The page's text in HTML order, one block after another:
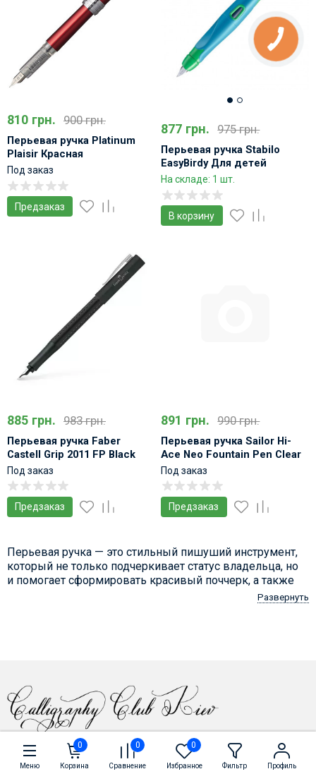
810 грн. 900 грн.
Перьевая ручка Platinum
Plaisir Красная
Под заказ
Предзаказ
877 грн. 975 грн.
Перьевая ручка Stabilo
EasyBirdy Для детей
Голубой с зеленым
На складе: 1 шт.
В корзину
885 грн. 983 грн.
Перьевая ручка Faber
Castell Grip 2011 FP Black
Под заказ
Предзаказ
891 грн. 990 грн.
Перьевая ручка Sailor Hi-
Ace Neo Fountain Pen Clear
Itallic
Под заказ
Предзаказ
Перьевая ручка — это стильный пишуший инструмент,
который не только подчеркивает статус владельца, но
и помогает сформировать красивый поччерк, а также
значительно меньше утомляет руку при писме, чем
характеризуются присущими японцам экстра-
тонкими перьями (Pilot Platinum,Sailor
Европейские ручки представлены брендамиLamy,
Kaweco
Ручки с полугибким пером представлены
Развернуть
2022 © Интернет-магазин cck.com.ua
Меню
0
Корзина
0
Сравнение
0
Избранное Фильтр Профиль